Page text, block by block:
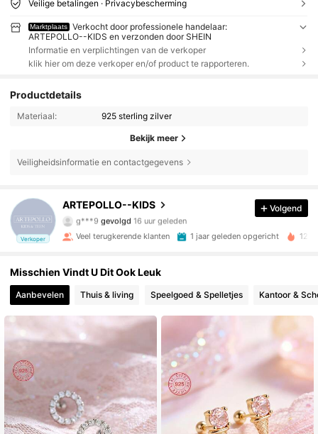
Veilige betalingen · Privacybescherming
Marktplaats
Verkocht door professionele handelaar:
ARTEPOLLO--KIDS en verzonden door SHEIN
Informatie en verplichtingen van de verkoper
klik hier om deze verkoper en/of product te rapporteren.
Productdetails
Materiaal: 925 sterling zilver
Bekijk meer
Veiligheidsinformatie en contactgegevens
Verkoper
ARTEPOLLO--KIDS
1***ois aan het browsen
4.89
4.89 16K Volgers
16K Volgers
16K Volgers
4.89 16K Volgers
Volgend
Veel terugkerende klanten 1 jaar geleden opgericht
Misschien Vindt U Dit Ook Leuk
Aanbevelen Thuis & living Speelgoed & Spelletjes Kantoor &